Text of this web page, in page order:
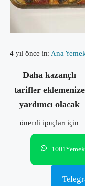
4 yıl önce in: Ana
Daha kazançlı
tarifler eklemenize
yardımcı olacak
önemli ipuçları için